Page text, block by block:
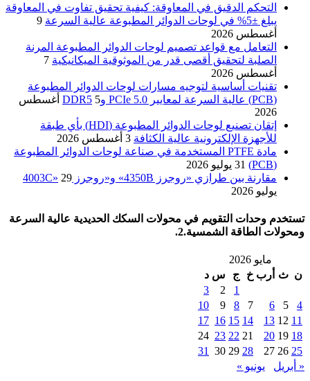
التحكم الدقيق في المعاوقة: كيفية تحقيق تفاوت في المعاوقة
يبلغ ±5% في لوحات الدوائر المطبوعة عالية السرعة
9
أغسطس 2026
التعامل مع قواعد تصميم لوحات الدوائر المطبوعة المرنة
الصلبة لتحقيق أقصى قدر من الموثوقية الميكانيكية 7
أغسطس 2026
تقنيات أساسية لتوجيه مسارات لوحات الدوائر المطبوعة
(PCB) عالية السرعة لمعايير PCIe 5.0 وDDR5
5 أغسطس
2026
إتقان تصنيع لوحات الدوائر المطبوعة (HDI) بأي طبقة
للأجهزة الإلكترونية عالية الكثافة 3 أغسطس 2026
مادة PTFE المستخدمة في صناعة لوحات الدوائر المطبوعة
(PCB)
31 يوليو 2026
مقارنة بين طرازي «روجرز 4350B» و«روجرز 4003C»
29
يوليو 2026
تستخدم وحدات التقويم في محولات السكك الحديدية عالية السرعة
ومحولات الطاقة الشمسية.2.
مايو 2026
ن ث أرب خ ج س د
1
2
3
4
5
6
7
8
9
10
11
12
13
14
15
16
17
18
19
20
21
22
23
24
25
26
27
28
29
30
31
« أبريل
يونيو »